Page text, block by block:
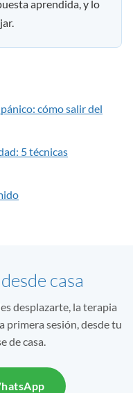
aprendida, y lo
cómo salir del
5 técnicas
casa
desplazarte, la terapia
primera sesión, desde tu
de casa.